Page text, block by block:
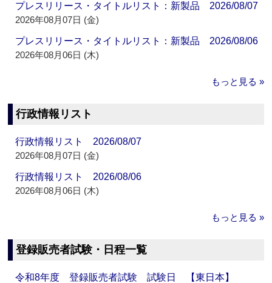
プレスリリース・タイトルリスト：新製品 2026/08/07
2026年08月07日 (金)
プレスリリース・タイトルリスト：新製品 2026/08/06
2026年08月06日 (木)
もっと見る »
行政情報リスト
行政情報リスト 2026/08/07
2026年08月07日 (金)
行政情報リスト 2026/08/06
2026年08月06日 (木)
もっと見る »
登録販売者試験・日程一覧
令和8年度 登録販売者試験 試験日 【東日本】